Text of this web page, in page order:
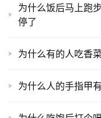
为什么饭后马上跑
停了
为什么有的人吃香
为什么人的手指甲